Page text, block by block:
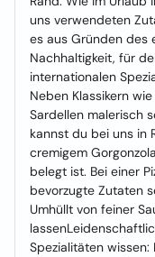
uns verwendeten
es aus Gründen des
Nachhaltigkeit, für
internationalen
Neben Klassikern
Sardellen malerisch
kannst du bei uns in
cremigem
belegt ist. Bei einer
bevorzugte Zutaten
Umhüllt von feiner
Spezialitäten